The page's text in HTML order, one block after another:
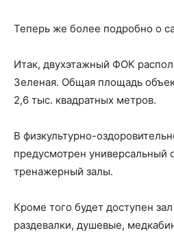
Теперь же более подробно о
Итак, двухэтажный ФОК
Зеленая. Общая площадь
2,6 тыс. квадратных метров.
В физкультурно-
предусмотрен универсальный
тренажерный залы.
Кроме того будет доступен
раздевалки, душевые,